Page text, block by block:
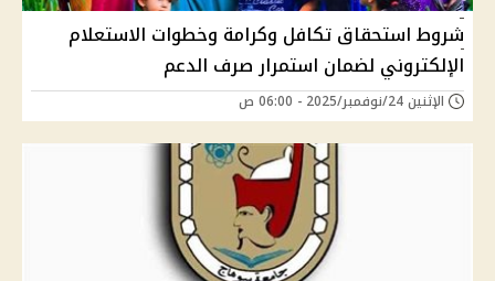
شروط استحقاق تكافل وكرامة وخطوات الاستعلام
الإلكتروني لضمان استمرار صرف الدعم
الإثنين 24/نوفمبر/2025 - 06:00 ص